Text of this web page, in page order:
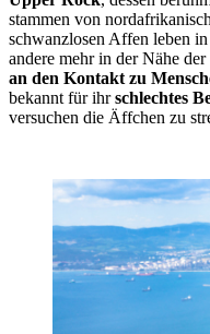
stammen von
schwanzlosen Affen leben
andere mehr in der Nähe
an den Kontakt zu
bekannt für ihrschlechtes
versuchen die Äffchen zu